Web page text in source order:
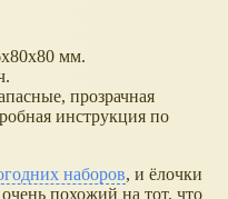
мм.
прозрачная
инструкция по
наборов, и ёлочки
похожий на тот, что